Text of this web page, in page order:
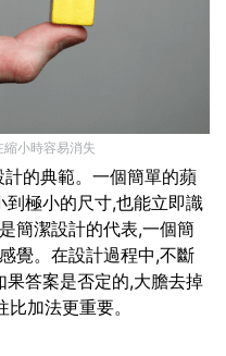
縮小時容易消失
的典範。一個簡單的蘋
極小的尺寸,也能立即識
簡潔設計的代表,一個簡
覺。在設計過程中,不斷
果答案是否定的,大膽去掉
加法更重要。